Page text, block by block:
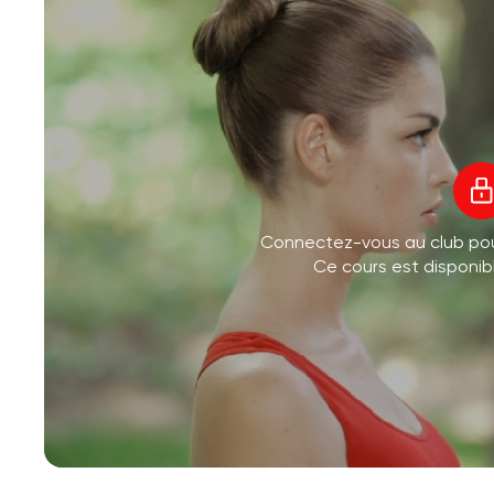
Connectez-vous au club
Ce cours est